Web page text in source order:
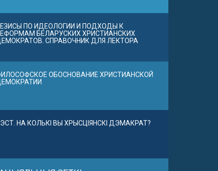
ПО ИДЕОЛОГИИ И ПОДХОДЫ К
БЕЛАРУСКИХ ХРИСТИАНСКИХ
СПРАВОЧНИК ДЛЯ ЛЕКТОРА
ОБОСНОВАНИЕ ХРИСТИАНСКОЙ
НА КОЛЬКІ ВЫ ХРЫСЦІЯНСКІ ДЭМАКРАТ?